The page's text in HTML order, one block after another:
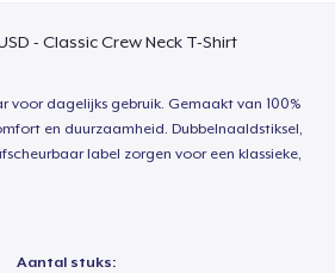
- Classic Crew Neck T-Shirt
voor dagelijks gebruik. Gemaakt van 100%
en duurzaamheid. Dubbelnaaldstiksel,
label zorgen voor een klassieke,
Aantal stuks: